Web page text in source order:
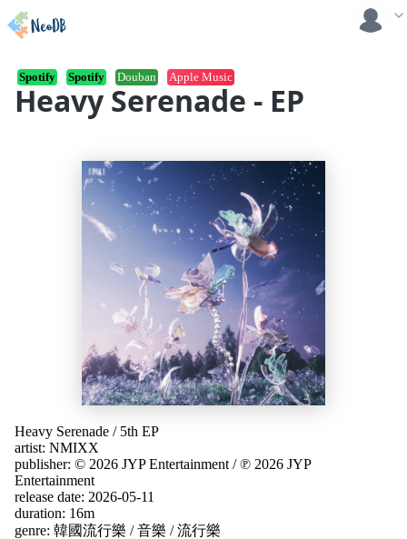
Heavy Serenade - EP
Spotify Spotify Douban Apple Music
Heavy Serenade / 5th EP
artist: NMIXX
publisher: © 2026 JYP Entertainment /℗ 2026 JYP
Entertainment
release date: 2026-05-11
duration: 16m
genre: 韓國流行樂 /音樂 /流行樂